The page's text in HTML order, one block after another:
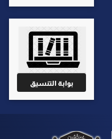
بوابة التنسيق